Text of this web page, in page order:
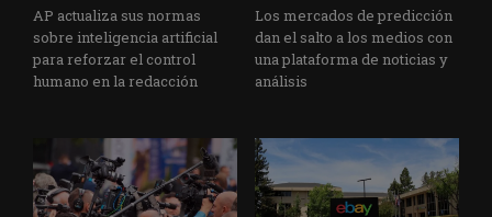
AP actualiza sus normas
sobre inteligencia artificial
para reforzar el control
humano en la redacción
Los mercados de predicción
dan el salto a los medios con
una plataforma de noticias y
análisis